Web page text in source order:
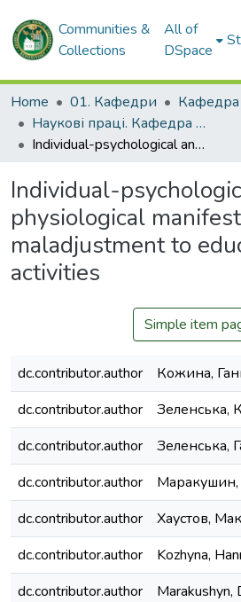
Communities &
Collections
All of
DSpace
Home 01. Кафедри
Наукові праці. Кафедра психіатрії, наркології, медичної психології та соціальної роботи
Individual-psychological and physiological manifestations of maladjustment to educational activities
Individual-
physiological
maladjustment to
activities
Simple item
dc.contributor.author
Кожина,
dc.contributor.author
Зеленська,
dc.contributor.author
Зеленська,
dc.contributor.author
dc.contributor.author
Хаустов,
dc.contributor.author
Kozhyna,
dc.contributor.author
Marakushyn,